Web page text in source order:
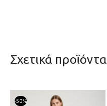
Σχετικά προϊόντα
-50%